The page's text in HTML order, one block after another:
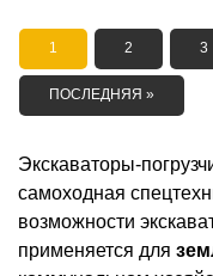
СТРАНИЦЫ
1 2 3
ПОСЛЕДНЯЯ »
Экскаваторы-
самоходная
возможности
применяется для